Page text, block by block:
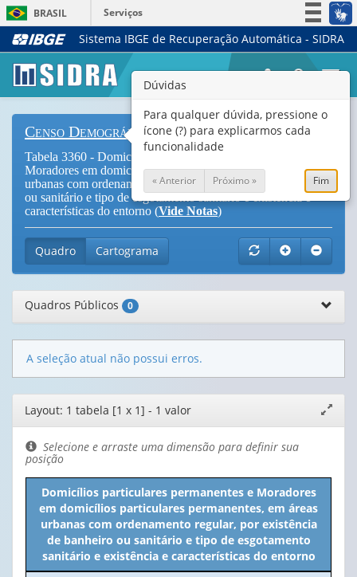
BRASIL
Serviços
Simplifique!
Legislação
Canais
Sistema IBGE de Recuperação Automática - SIDRA
Censo Demográfico
Tabela 3360 - Domicílios particulares permanentes e
Moradores em domicílios particulares permanentes, em áreas
urbanas com ordenamento regular, por existência de banheiro
ou sanitário e tipo de esgotamento sanitário e existência e
características do entorno (Vide Notas)
Quadro Cartograma
Quadros Públicos 0
A seleção atual não possui erros.
Editor
de
layout
janela
Layout: 1 tabela [1 x 1] - 1 valor
Selecione e arraste uma dimensão para definir sua
posição
Domicílios particulares permanentes e Moradores
em domicílios particulares permanentes, em áreas
urbanas com ordenamento regular, por existência
de banheiro ou sanitário e tipo de esgotamento
sanitário e existência e características do entorno
Dúvidas
Para qualquer dúvida, pressione o
ícone (?) para explicarmos cada
funcionalidade
« Anterior Próximo » Fim